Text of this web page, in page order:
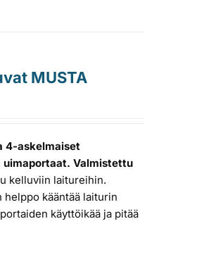
MUSTA
4-askelmaiset
uimaportaat. Valmistettu
kelluviin laitureihin.
kääntää laiturin
käyttöikää ja pitää